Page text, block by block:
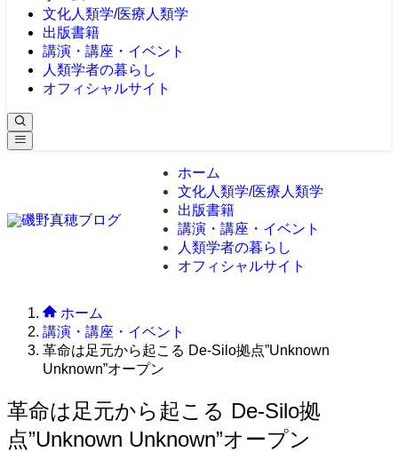
文化人類学/医療人類学
出版書籍
講演・講座・イベント
人類学者の暮らし
オフィシャルサイト
ホーム
文化人類学/医療人類学
出版書籍
講演・講座・イベント
人類学者の暮らし
オフィシャルサイト
ホーム
講演・講座・イベント
革命は足元から起こる De-Silo拠点”Unknown
Unknown”オープン
革命は足元から起こる De-Silo拠
点”Unknown Unknown”オープン